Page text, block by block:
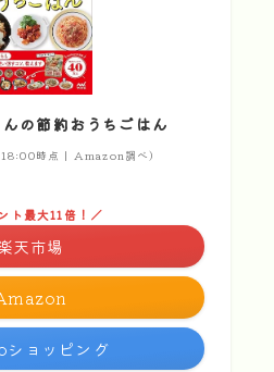
の節約おうちごはん
時点 | Amazon調べ）
ト最大11倍！／
天市場
ョッピング